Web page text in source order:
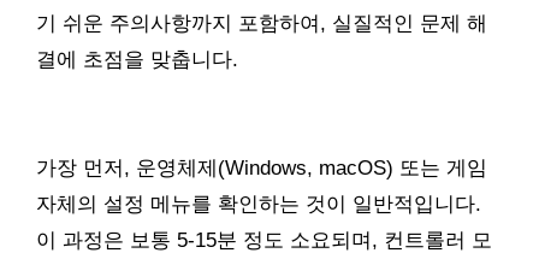
기 쉬운 주의사항까지 포함하여, 실질적인 문제 해
결에 초점을 맞춥니다.
가장 먼저, 운영체제(Windows, macOS) 또는 게임
자체의 설정 메뉴를 확인하는 것이 일반적입니다.
이 과정은 보통 5-15분 정도 소요되며, 컨트롤러 모